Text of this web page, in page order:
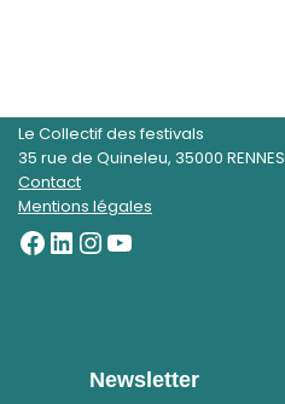
Le Collectif des festivals
35 rue de Quineleu, 35000 RENNES
Contact
Mentions légales